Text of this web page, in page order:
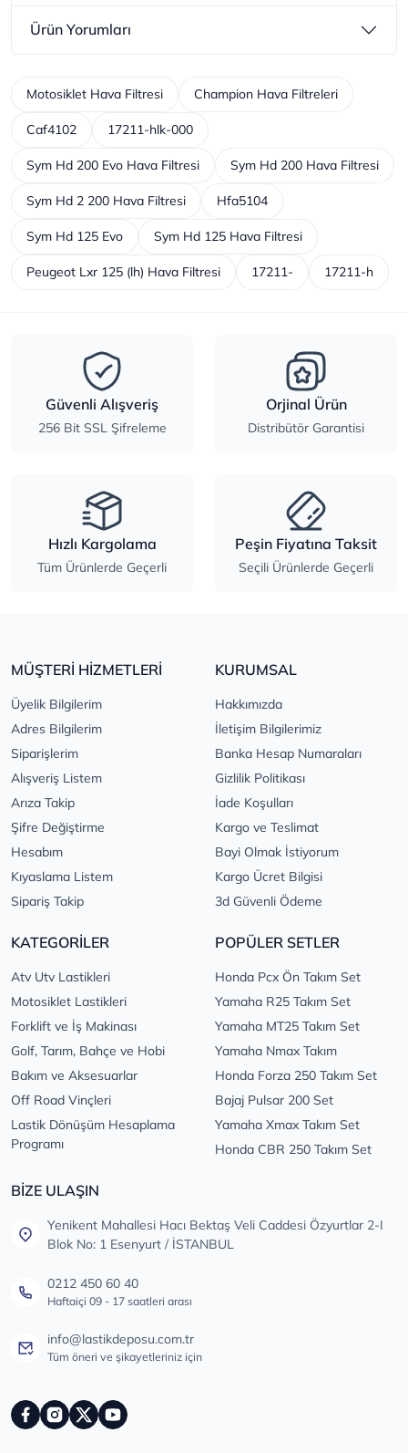
Ürün Yorumları
Motosiklet Hava Filtresi Champion Hava Filtreleri
Caf4102 17211-hlk-000
Sym Hd 200 Evo Hava Filtresi Sym Hd 200 Hava Filtresi
Sym Hd 2 200 Hava Filtresi Hfa5104
Sym Hd 125 Evo Sym Hd 125 Hava Filtresi
Peugeot Lxr 125 (lh) Hava Filtresi 17211- 17211-h
Güvenli Alışveriş
256 Bit SSL Şifreleme
Orjinal Ürün
Distribütör Garantisi
Hızlı Kargolama
Tüm Ürünlerde Geçerli
Peşin Fiyatına Taksit
Seçili Ürünlerde Geçerli
MÜŞTERİ HİZMETLERİ
Üyelik Bilgilerim
Adres Bilgilerim
Siparişlerim
Alışveriş Listem
Arıza Takip
Şifre Değiştirme
Hesabım
Kıyaslama Listem
Sipariş Takip
KURUMSAL
Hakkımızda
İletişim Bilgilerimiz
Banka Hesap Numaraları
Gizlilik Politikası
İade Koşulları
Kargo ve Teslimat
Bayi Olmak İstiyorum
Kargo Ücret Bilgisi
3d Güvenli Ödeme
KATEGORİLER
Atv Utv Lastikleri
Motosiklet Lastikleri
Forklift ve İş Makinası
Golf, Tarım, Bahçe ve Hobi
Bakım ve Aksesuarlar
Off Road Vinçleri
Lastik Dönüşüm Hesaplama
Programı
POPÜLER SETLER
Honda Pcx Ön Takım Set
Yamaha R25 Takım Set
Yamaha MT25 Takım Set
Yamaha Nmax Takım
Honda Forza 250 Takım Set
Bajaj Pulsar 200 Set
Yamaha Xmax Takım Set
Honda CBR 250 Takım Set
BİZE ULAŞIN
Yenikent Mahallesi Hacı Bektaş Veli Caddesi Özyurtlar 2-I
Blok No: 1 Esenyurt / İSTANBUL
0212 450 60 40
Haftaiçi 09 - 17 saatleri arası
info@lastikdeposu.com.tr
Tüm öneri ve şikayetleriniz için